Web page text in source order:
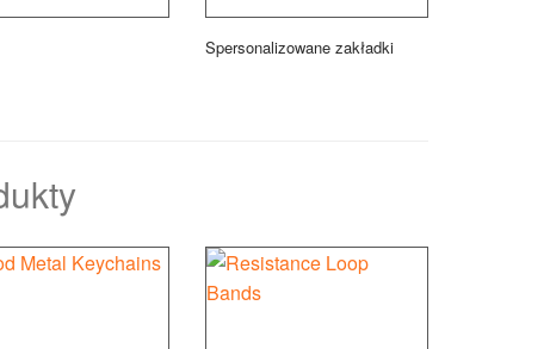
Spersonalizowane zakładki